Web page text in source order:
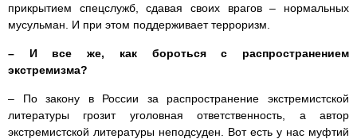
прикрытием спецслужб, сдавая своих врагов – нормальных
мусульман. И при этом поддерживает терроризм.
– И все же, как бороться с распространением
экстремизма?
– По закону в России за распространение экстремистской
литературы грозит уголовная ответственность, а автор
экстремистской литературы неподсуден. Вот есть у нас муфтий